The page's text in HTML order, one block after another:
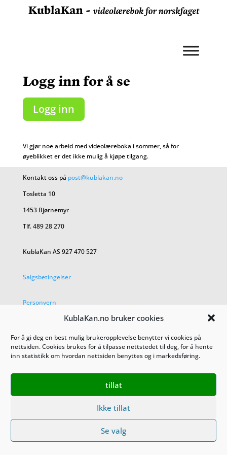
KublaKan.no bruker cookies
For å gi deg en best mulig brukeropplevelse benytter vi cookies på
nettsiden. Cookies brukes for å tilpasse nettstedet til deg, for å hente
inn statistikk om hvordan nettsiden benyttes og i markedsføring.
tillat
Ikke tillat
Se valg
Logg inn for å se
Logg inn
Vi gjør noe arbeid med videolæreboka i sommer, så for
øyeblikket er det ikke mulig å kjøpe tilgang.
Kontakt oss på post@kublakan.no
Tosletta 10
1453 Bjørnemyr
Tlf. 489 28 270
KublaKan AS 927 470 527
Salgsbetingelser
Personvern